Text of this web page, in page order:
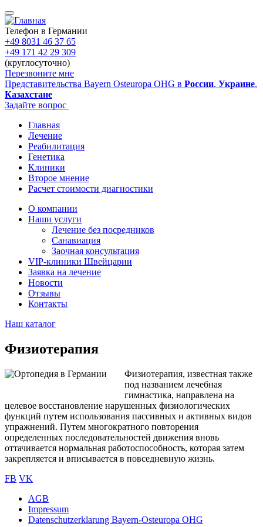
Перейти
к
основному
содержанию
Телефон в Германии
+49 8031 46 37 65
+49 171 42 29 309
(круглосуточно)
Перезвоните мне
Представительства Bayern Osteuropa OHG в России, Украине,
Казахстане
Задайте вопрос
Main
navigation
Главная
Лечение
Реабилитация
Генетика
Клиники
Второе мнение
Расчет стоимости диагностики
Sidebar
О компании
Наши услуги
Лечение без посредников
Санавиация
Заочная консультация
VIP-клиники Швейцарии
Заявка на лечение
Новости
Отзывы
Контакты
Наш каталог
Физиотерапия
Физиотерапия, известная также
под названием лечебная
гимнастика, направлена на
целевое восстановление нарушенных физиологических
функций путем использования пассивных и активных видов
упражнений. Путем многократного повторения
определенных последовательностей движения вновь
оттачивается нормальная работоспособность, которая затем
закрепляется и вписывается в повседневную жизнь.
FB VK
Sub
AGB
Impressum
Datenschutzerklarung Bayern-Osteuropa OHG